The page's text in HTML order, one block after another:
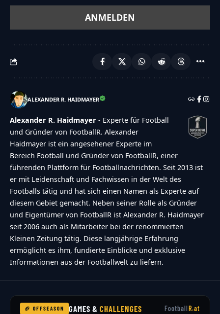
ALEXANDER R. HAIDMAYER
Alexander R. Haidmayer - Experte für Football
und Gründer von FootballR. Alexander
Haidmayer ist ein angesehener Experte im
Bereich Football und Gründer von FootballR, einer
führenden Plattform für Footballnachrichten. Seit 2013 ist
er mit Leidenschaft und Fachwissen in der Welt des
Footballs tätig und hat sich einen Namen als Experte auf
diesem Gebiet gemacht. Neben seiner Rolle als Gründer
und Eigentümer von FootballR ist Alexander R. Haidmayer
seit 2006 auch als Mitarbeiter bei der renommierten
Kleinen Zeitung tätig. Diese langjährige Erfahrung
ermöglicht es ihm, fundierte Einblicke und exklusive
Informationen aus der Footballwelt zu liefern.
🏈 OFFSEASON GAMES &CHALLENGES FootballR.at